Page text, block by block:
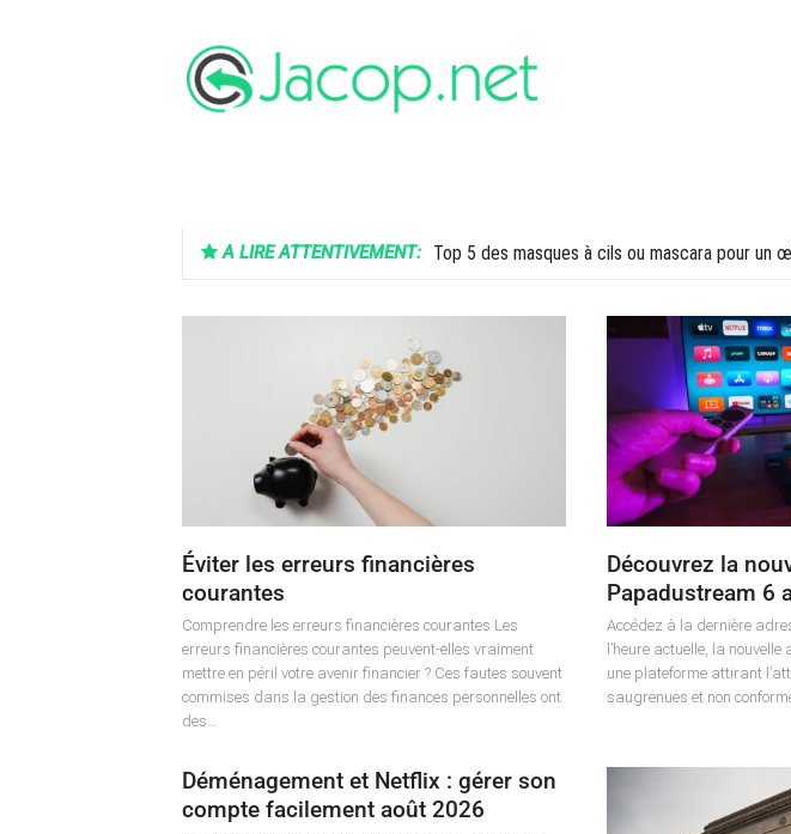
A LIRE ATTENTIVEMENT: Top 5 des masques à cils ou mascara pour un
Éviter les erreurs financières
courantes
Comprendre les erreurs financières courantes Les
erreurs financières courantes peuvent-elles vraiment
mettre en péril votre avenir financier ? Ces fautes souvent
commises dans la gestion des finances personnelles ont
des…
Découvrez la
Papadustream 6
Accédez à la dernière
l’heure actuelle, la
une plateforme attirant
saugrenues et non
Déménagement et Netflix : gérer son
compte facilement août 2026